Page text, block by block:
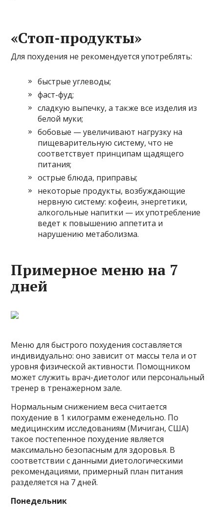
«Стоп-продукты»
Для похудения не рекомендуется употреблять:
быстрые углеводы;
фаст-фуд;
сладкую выпечку, а также все изделия из
белой муки;
бобовые — увеличивают нагрузку на
пищеварительную систему, что не
соответствует принципам щадящего
питания;
острые блюда, приправы;
некоторые продукты, возбуждающие
нервную систему: кофеин, энергетики,
алкогольные напитки — их употребление
ведет к повышению аппетита и
нарушению метаболизма.
Примерное меню на 7
дней
Меню для быстрого похудения составляется
индивидуально: оно зависит от массы тела и от
уровня физической активности. Помощником
может служить врач-диетолог или персональный
тренер в тренажерном зале.
Нормальным снижением веса считается
похудение в 1 килограмм еженедельно. По
медицинским исследованиям (Мичиган, США)
такое постепенное похудение является
максимально безопасным для здоровья. В
соответствии с данными диетологическими
рекомендациями, примерный план питания
разделяется на 7 дней.
Понедельник